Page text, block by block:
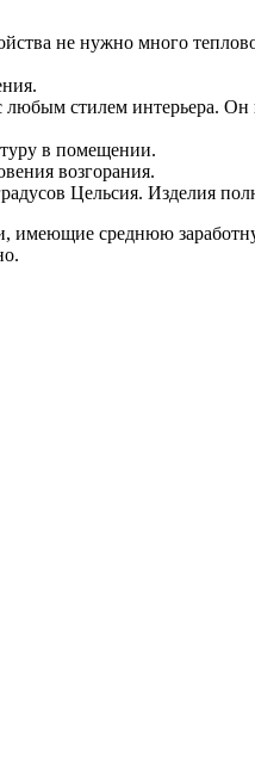
не нужно много
стилем интерьера. Он
в помещении.
возгорания.
Цельсия. Изделия
имеющие среднюю